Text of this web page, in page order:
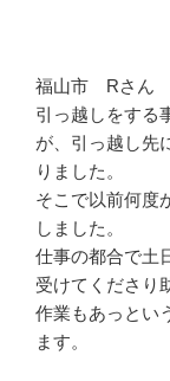
福山市 Rさん
引っ越しをする
が、引っ越し先
りました。
そこで以前何度
しました。
仕事の都合で土
受けてくださり
作業もあっとい
ます。